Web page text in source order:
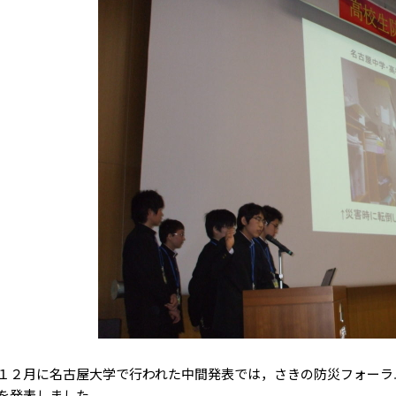
月に名古屋大学で行われた中間発表では，さきの防災フォー